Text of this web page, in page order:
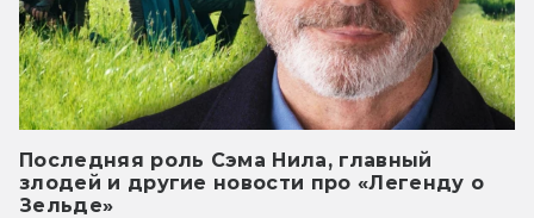
Последняя роль Сэма Нила, главный
злодей и другие новости про «Легенду о
Зельде»